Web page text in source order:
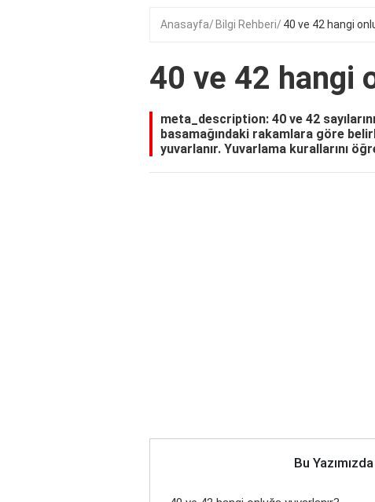
Anasayfa Bilgi Rehberi 40 ve 42 hangi
40 ve 42 hangi
meta_description: 40 ve 42
basamağındaki rakamlara göre
yuvarlanır. Yuvarlama kurallarını
Bu